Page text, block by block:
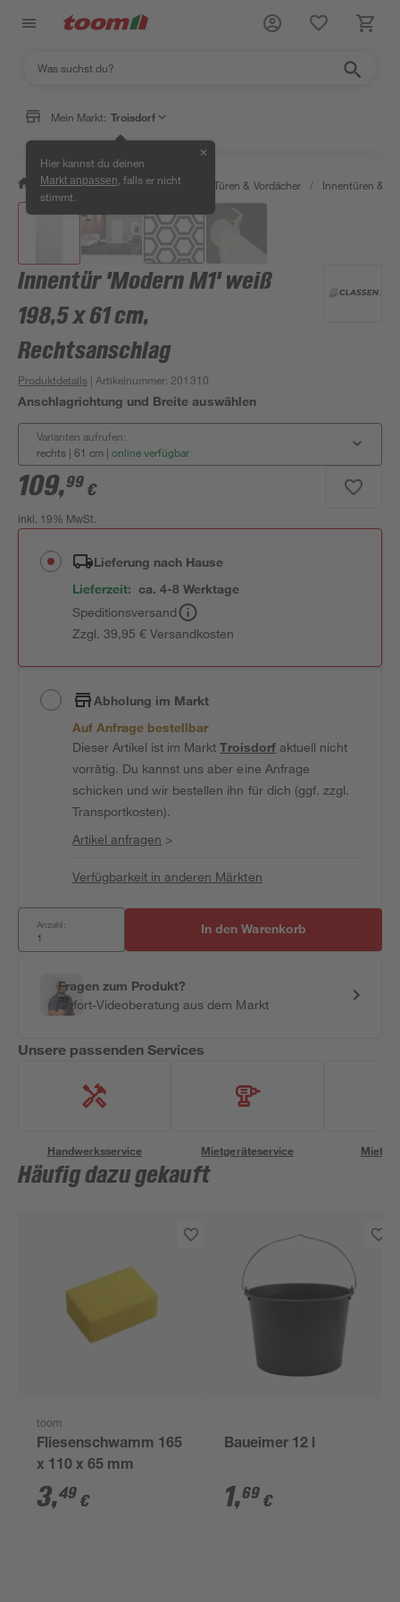
Mein Markt: Troisdorf
Hier kannst du deinen
Markt anpassen , falls er nicht
stimmt.
✕
/ Bauen & Renovieren / Fenster, Türen & Vordächer / Innentüren &
Innentür 'Modern M1' weiß
198,5 x 61 cm,
Rechtsanschlag
Produktdetails | Artikelnummer: 201310
Anschlagrichtung und Breite auswählen
Varianten aufrufen:
rechts | 61 cm | online verfügbar
109,99 €
inkl. 19% MwSt.
Lieferung nach Hause
Lieferzeit: ca. 4-8 Werktage
Speditionsversand
Zzgl. 39,95 € Versandkosten
Abholung im Markt
Auf Anfrage bestellbar
Dieser Artikel ist im MarktTroisdorfaktuell nicht
vorrätig. Du kannst uns aber eine Anfrage
schicken und wir bestellen ihn für dich (ggf. zzgl.
Transportkosten).
Artikel anfragen >
Verfügbarkeit in anderen Märkten
Anzahl: In den Warenkorb
Fragen zum Produkt?
Sofort-Videoberatung aus dem Markt
Unsere passenden Services
Handwerksservice Mietgeräteservice
Häufig dazu gekauft
toom
Fliesenschwamm 165
x 110 x 65 mm
3,49 €
Baueimer 12 l
1,69 €